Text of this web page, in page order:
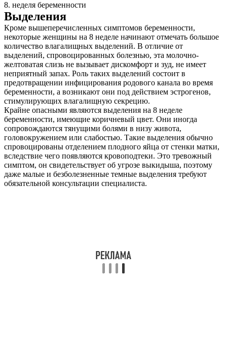
8. неделя беременности
Выделения
Кроме вышеперечисленных симптомов беременности,
некоторые женщины на 8 неделе начинают отмечать большое
количество влагалищных выделений. В отличие от
выделений, спровоцированных болезнью, эта молочно-
желтоватая слизь не вызывает дискомфорт и зуд, не имеет
неприятный запах. Роль таких выделений состоит в
предотвращении инфицирования родового канала во время
беременности, а возникают они под действием эстрогенов,
стимулирующих влагалищную секрецию.
Крайне опасными являются выделения на 8 неделе
беременности, имеющие коричневый цвет. Они иногда
сопровождаются тянущими болями в низу живота,
головокружением или слабостью. Такие выделения обычно
спровоцированы отделением плодного яйца от стенки матки,
вследствие чего появляются кровоподтеки. Это тревожный
симптом, он свидетельствует об угрозе выкидыша, поэтому
даже малые и безболезненные темные выделения требуют
обязательной консультации специалиста.